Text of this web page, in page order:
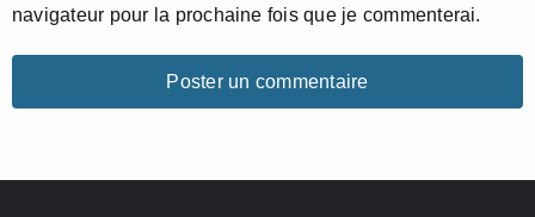
navigateur pour la prochaine fois que je commenterai.